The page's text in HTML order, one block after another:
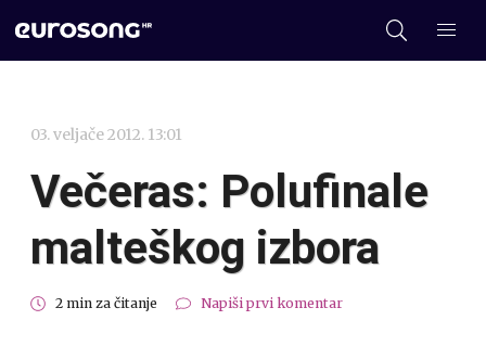
03. veljače 2012. 13:01
Večeras: Polufinale
malteškog izbora
2 min za čitanje Napiši prvi komentar